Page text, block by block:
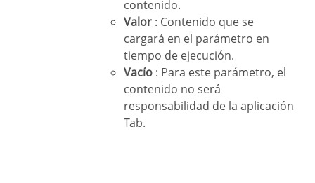
contenido.
Valor : Contenido que se
cargará en el parámetro en
tiempo de ejecución.
Vacío : Para este parámetro, el
contenido no será
responsabilidad de la aplicación
Tab.